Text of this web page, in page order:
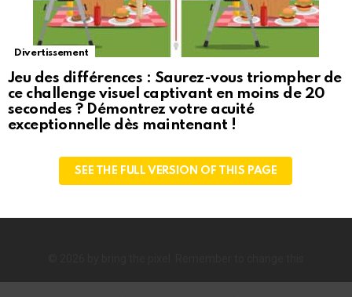
Divertissement
Jeu des différences : Saurez-vous triompher de
ce challenge visuel captivant en moins de 20
secondes ? Démontrez votre acuité
exceptionnelle dès maintenant !
SEE THE FULL VERSION OF THIS PAGE